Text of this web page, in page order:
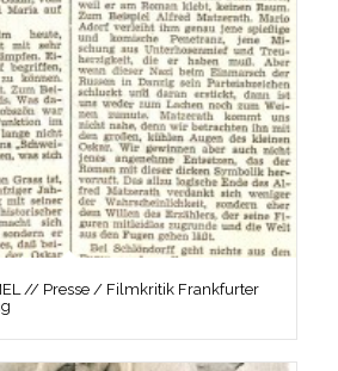
// Presse / Filmkritik Frankfurter